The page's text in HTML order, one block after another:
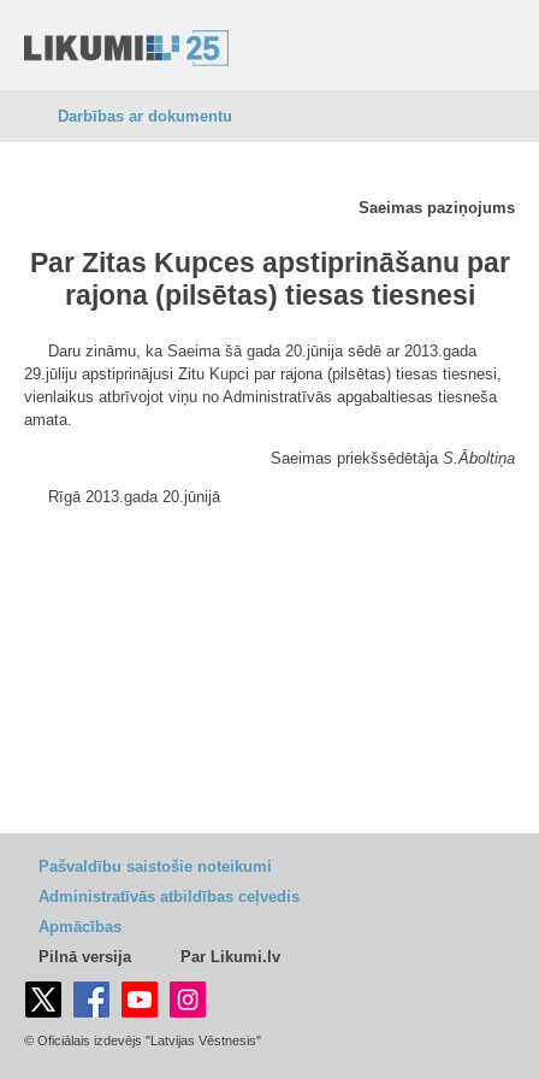
Darbības ar dokumentu
Saeimas paziņojums
Par Zitas Kupces apstiprināšanu par
rajona (pilsētas) tiesas tiesnesi
Daru zināmu, ka Saeima šā gada 20.jūnija sēdē ar 2013.gada
29.jūliju apstiprinājusi Zitu Kupci par rajona (pilsētas) tiesas tiesnesi,
vienlaikus atbrīvojot viņu no Administratīvās apgabaltiesas tiesneša
amata.
Saeimas priekšsēdētāja S.Āboltiņa
Rīgā 2013.gada 20.jūnijā
Pašvaldību saistošie noteikumi
Administratīvās atbildības ceļvedis
Apmācības
Pilnā versija
Par Likumi.lv
© Oficiālais izdevējs "Latvijas Vēstnesis"